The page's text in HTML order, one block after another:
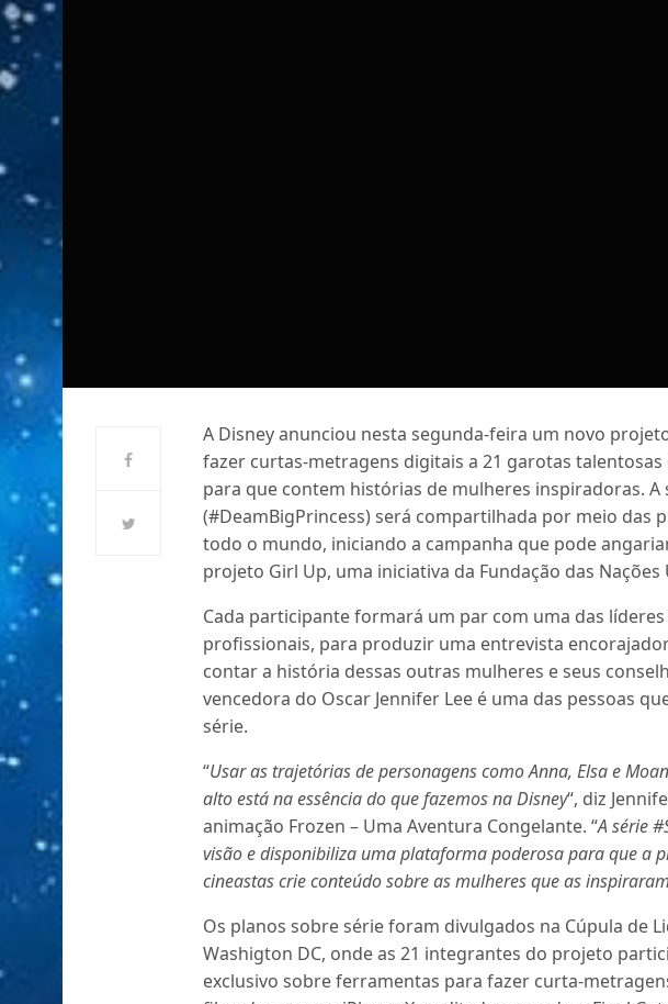
A Disney anunciou nesta segunda-feira um novo
fazer curtas-metragens digitais a 21 garotas
para que contem histórias de mulheres inspiradoras. A
(#DeamBigPrincess) será compartilhada por meio das
todo o mundo, iniciando a campanha que pode
projeto Girl Up, uma iniciativa da Fundação das Nações
Cada participante formará um par com uma das
profissionais, para produzir uma entrevista
contar a história dessas outras mulheres e seus
vencedora do Oscar Jennifer Lee é uma das pessoas
série.
“Usar as trajetórias de personagens como Anna, Elsa e
alto está na essência do que fazemos na Disney“, diz
animação Frozen – Uma Aventura Congelante. “A série
visão e disponibiliza uma plataforma poderosa para que a
cineastas crie conteúdo sobre as mulheres que as
Os planos sobre série foram divulgados na Cúpula de
Washigton DC, onde as 21 integrantes do projeto
exclusivo sobre ferramentas para fazer curta-